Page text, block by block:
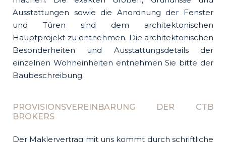
Ausstattungen sowie die Anordnung der Fenster
und Türen sind dem architektonischen
Hauptprojekt zu entnehmen. Die architektonischen
Besonderheiten und Ausstattungsdetails der
einzelnen Wohneinheiten entnehmen Sie bitte der
Baubeschreibung.
PROVISIONSVEREINBARUNG DER CTB
BROKERS
Der Maklervertrag mit uns kommt durch schriftliche